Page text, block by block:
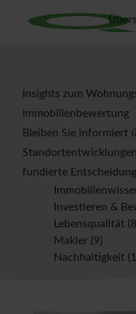
Insights zum
Immobilienbewertung
Bleiben Sie informiert
fundierte
Investieren &
Lebensqualität
Makler (9)
Nachhaltigkeit